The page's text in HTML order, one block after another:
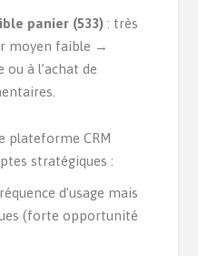
panier (533): très
moyen faible →
à l’achat de
plateforme CRM
stratégiques :
d’usage mais
(forte opportunité